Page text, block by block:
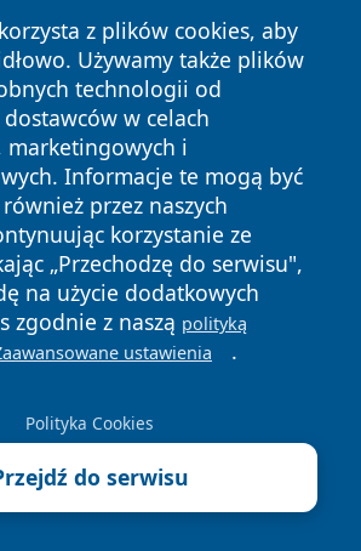
teleadresowe
Nauczycieli w Sosnowcu -
zapisy
Społecznej w Sosnowcu -
i pomoc
Obrazowej w Sosnowcu - kontakt,
Ratunkowe w Sosnowcu -
medyczny
z plików cookies, aby
Używamy także plików
technologii od
w celach
marketingowych i
Informacje te mogą być
przez naszych
korzystanie ze
„Przechodzę do serwisu",
na użycie dodatkowych
zgodnie z naszą polityką
ustawienia .
Polityka Cookies
do serwisu